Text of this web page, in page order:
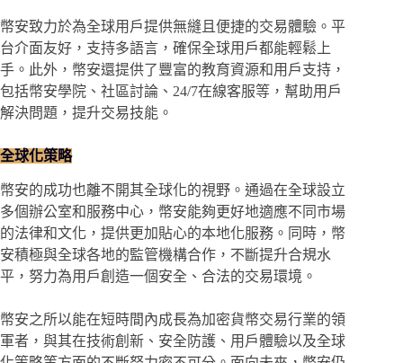
幣安致力於為全球用戶提供無縫且便捷的交易體驗。平
台介面友好，支持多語言，確保全球用戶都能輕鬆上
手。此外，幣安還提供了豐富的教育資源和用戶支持，
包括幣安學院、社區討論、24/7在線客服等，幫助用戶
解決問題，提升交易技能。
全球化策略
幣安的成功也離不開其全球化的視野。通過在全球設立
多個辦公室和服務中心，幣安能夠更好地適應不同市場
的法律和文化，提供更加貼心的本地化服務。同時，幣
安積極與全球各地的監管機構合作，不斷提升合規水
平，努力為用戶創造一個安全、合法的交易環境。
幣安之所以能在短時間內成長為加密貨幣交易行業的領
軍者，與其在技術創新、安全防護、用戶體驗以及全球